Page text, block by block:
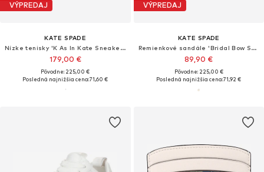
VÝPREDAJ
KATE SPADE
Nízke tenisky 'K As In Kate Sneakers'
179,00 €
Pôvodne: 225,00 €
Posledná najnižšia cena:71,60 €
VÝPREDAJ
KATE SPADE
Remienkové sandále 'Bridal Bow Sandals'
89,90 €
Pôvodne: 225,00 €
Posledná najnižšia cena:71,92 €